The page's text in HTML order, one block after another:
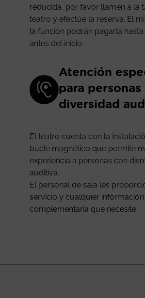
reducida, por favor llamen a la
teatro y efectúe la reserva. El
la función podrán pagarla
antes del inicio.
Atención
para personas
diversidad
El teatro cuenta con la
bucle magnético que permite
experiencia a personas con
auditiva.
El personal de sala les
servicio y cualquier información
complementaria que necesite.